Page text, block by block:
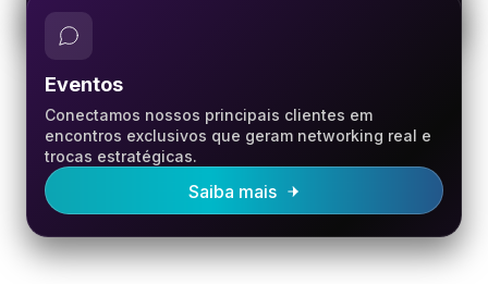
Eventos
Conectamos nossos principais clientes em
encontros exclusivos que geram networking real e
trocas estratégicas.
Saiba mais